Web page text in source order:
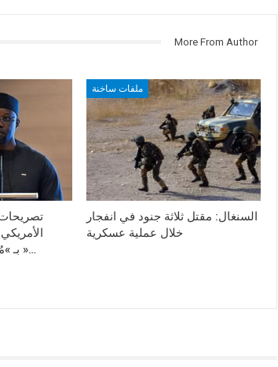
More From Author
بـ »مُزعزع استقرار العالم »…
ملفات ساخنة
السنغال: مقتل ثلاثة جنود في انفجار
خلال عملية عسكرية